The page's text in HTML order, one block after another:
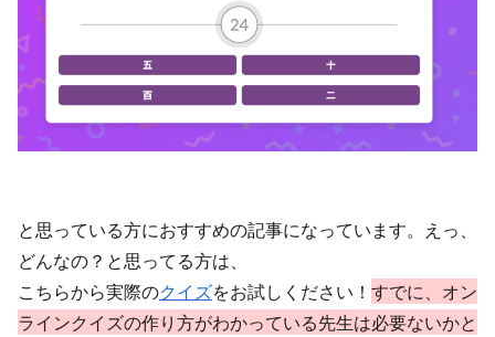
と思っている方におすすめの記事になっています。えっ、
どんなの？と思ってる方は、
こちらから実際のクイズをお試しください！ すでに、オン
ラインクイズの作り方がわかっている先生は必要ないかと